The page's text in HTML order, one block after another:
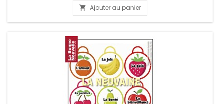
 Ajouter au panier